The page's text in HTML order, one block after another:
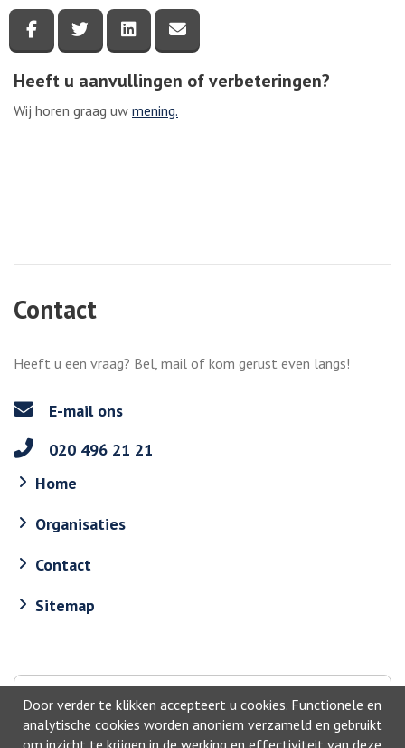
Door verder te klikken accepteert u cookies. Functionele en
analytische cookies worden anoniem verzameld en gebruikt
om inzicht te krijgen in de werking en effectiviteit van deze
Deel deze pagina via Facebook
Deel deze pagina via Twitter
Deel deze pagina via LinkedIn
Heeft u aanvullingen of verbeteringen?
Wij horen graag uw mening.
Contact
Heeft u een vraag? Bel, mail of kom gerust even langs!
E-mail ons
020 496 21 21
Home
Organisaties
Contact
Sitemap
Naar boven